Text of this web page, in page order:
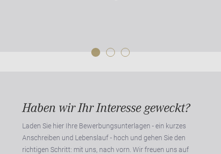
Haben wir Ihr Interesse geweckt?
Laden Sie hier Ihre Bewerbungsunterlagen - ein kurzes
Anschreiben und Lebenslauf - hoch und gehen Sie den
richtigen Schritt: mit uns, nach vorn. Wir freuen uns auf